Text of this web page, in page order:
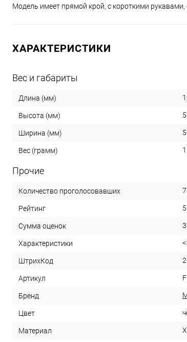
Модель имеет прямой крой, с короткими
ХАРАКТЕРИСТИКИ
Вес и габариты
Длина (мм)
Высота (мм)
Ширина (мм)
Вес (грамм)
Прочие
Количество проголосовавших
Рейтинг 5
Сумма оценок
Характеристики
ШтрихКод
Артикул
Бренд
Цвет
Материал